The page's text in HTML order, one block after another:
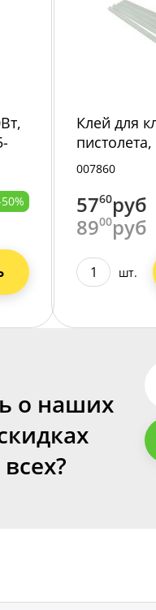
Клей для
10шт,
007860
5760руб
8900руб
шт.
о наших